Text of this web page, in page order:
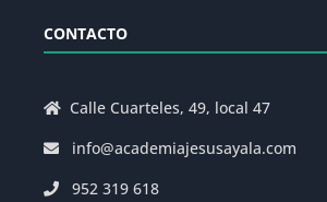
CONTACTO
Calle Cuarteles, 49, local 47
info@academiajesusayala.com
952 319 618